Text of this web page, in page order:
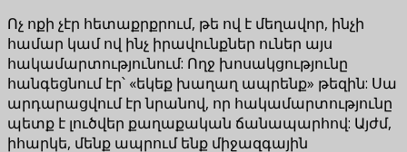
Ոչ ոքի չէր հետաքրքրում, թե ով է մեղավոր, ինչի
համար կամ ով ինչ իրավունքներ ուներ այս
հակամարտությունում: Ողջ խոսակցությունը
հանգեցնում էր՝ «եկեք խաղաղ ապրենք» թեզին: Սա
արդարացվում էր նրանով, որ հակամարտությունը
պետք է լուծվեր քաղաքական ճանապարհով: Այժմ,
իհարկե, մենք ապրում ենք միջազգային